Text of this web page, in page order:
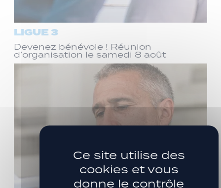
LIGUE 3
Devenez bénévole ! Réunion
d’organisation le samedi 8 août
Ce site utilise des
cookies et vous
donne le contrôle